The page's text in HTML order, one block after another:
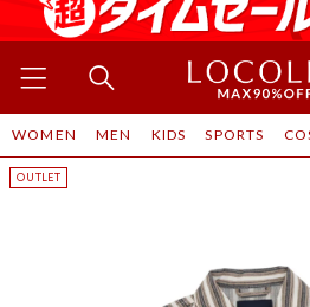
WOMEN MEN KIDS SPORTS